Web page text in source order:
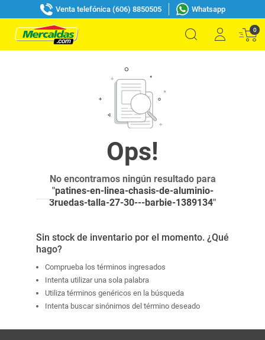
Venta telefónica (606) 8850505 Whatsapp
0
No encontramos ningún resultado para
"patines-en-linea-chasis-de-aluminio-
3ruedas-talla-27-30---barbie-1389134"
Sin stock de inventario por el momento. ¿Qué
hago?
Comprueba los términos ingresados
Intenta utilizar una sola palabra
Utiliza términos genéricos en la búsqueda
Intenta buscar sinónimos del término deseado